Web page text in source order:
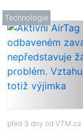
Technologie
před 3 dny od VTM.cz